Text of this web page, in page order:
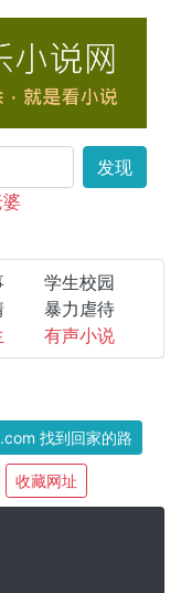
发现
学生校园
暴力虐待
有声小说
找到回家的路
收藏网址